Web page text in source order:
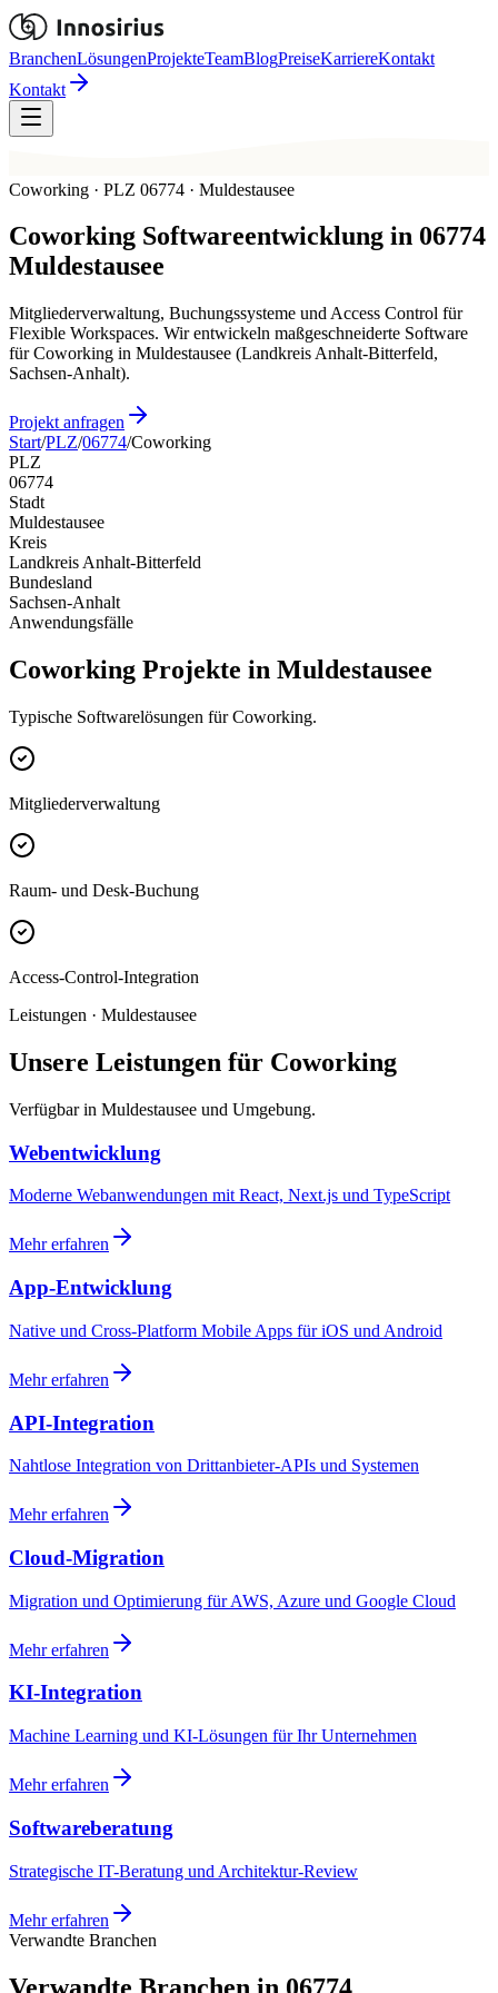
BranchenLösungenProjekteTeamBlogPreiseKarriereKontakt
Kontakt
Coworking · PLZ 06774 · Muldestausee
Coworking Softwareentwicklung in 06774
Muldestausee
Mitgliederverwaltung, Buchungssysteme und Access Control für
Flexible Workspaces. Wir entwickeln maßgeschneiderte Software
für Coworking in Muldestausee (Landkreis Anhalt-Bitterfeld,
Sachsen-Anhalt).
Projekt anfragen
Start/PLZ/06774/Coworking
PLZ
06774
Stadt
Muldestausee
Kreis
Landkreis Anhalt-Bitterfeld
Bundesland
Sachsen-Anhalt
Anwendungsfälle
Coworking Projekte in Muldestausee
Typische Softwarelösungen für Coworking.
Mitgliederverwaltung
Raum- und Desk-Buchung
Access-Control-Integration
Leistungen · Muldestausee
Unsere Leistungen für Coworking
Verfügbar in Muldestausee und Umgebung.
Webentwicklung
Moderne Webanwendungen mit React, Next.js und TypeScript
Mehr erfahren
App-Entwicklung
Native und Cross-Platform Mobile Apps für iOS und Android
Mehr erfahren
API-Integration
Nahtlose Integration von Drittanbieter-APIs und Systemen
Mehr erfahren
Cloud-Migration
Migration und Optimierung für AWS, Azure und Google Cloud
Mehr erfahren
KI-Integration
Machine Learning und KI-Lösungen für Ihr Unternehmen
Mehr erfahren
Softwareberatung
Strategische IT-Beratung und Architektur-Review
Mehr erfahren
Verwandte Branchen
Verwandte Branchen in 06774